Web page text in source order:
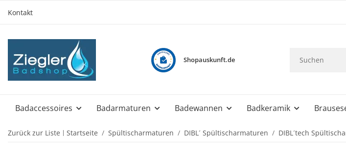
Kontakt
Shopauskunft.de
Badaccessoires Badarmaturen Badewannen Badkeramik
Zurück zur Liste Startseite Spültischarmaturen DIBL´ Spültischarmaturen DIBL´tech